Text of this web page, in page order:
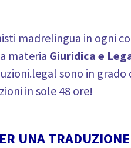
madrelingua in ogni
materia Giuridica e
sono in grado
in sole 48 ore!
UNA